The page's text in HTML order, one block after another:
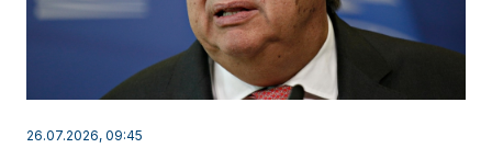
26.07.2026, 09:45